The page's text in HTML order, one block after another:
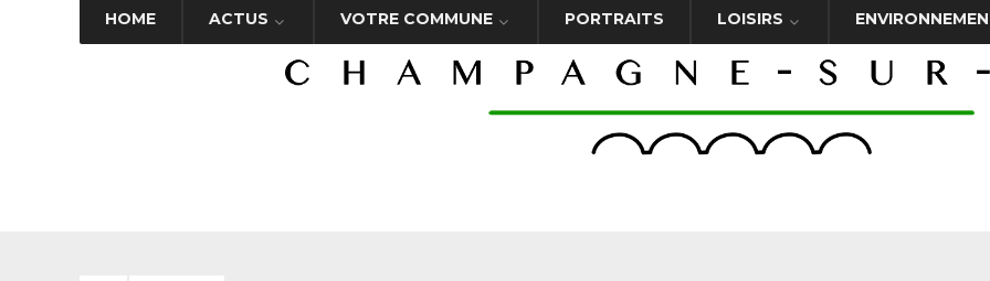
HOME ACTUS VOTRE COMMUNE PORTRAITS LOISIRS